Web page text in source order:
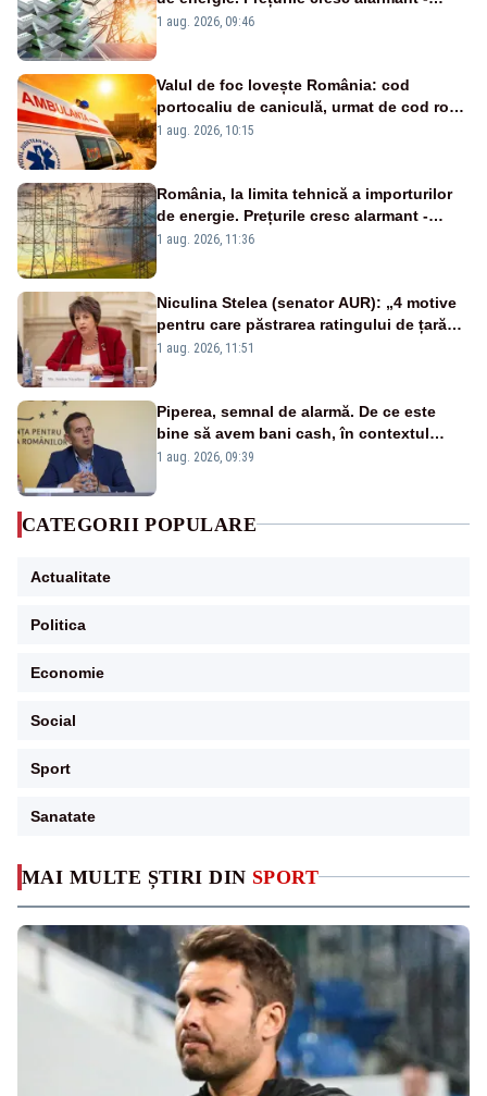
MAI MULTE ȘTIRI DIN SPORT
Analiză Realitatea Plus
1 aug. 2026, 09:46
Valul de foc lovește România: cod
portocaliu de caniculă, urmat de cod roșu
duminică. Temperaturile urcă spre 40°C
1 aug. 2026, 10:15
România, la limita tehnică a importurilor
de energie. Prețurile cresc alarmant -
Analiză Realitatea Plus
1 aug. 2026, 11:36
Niculina Stelea (senator AUR): „4 motive
pentru care păstrarea ratingului de țară
nu este o reușită pentru Guvernul
1 aug. 2026, 11:51
Piperea, semnal de alarmă. De ce este
bine să avem bani cash, în contextul
alertei energetice?
1 aug. 2026, 09:39
CATEGORII POPULARE
Actualitate
Politica
Economie
Social
Sport
Sanatate